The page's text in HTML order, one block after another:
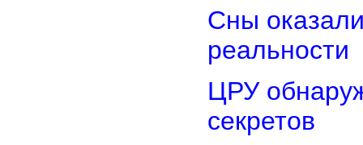
Сны
реальности
ЦРУ
секретов